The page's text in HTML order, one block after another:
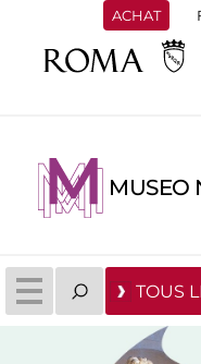
ACHAT
MUSEO
TOUS